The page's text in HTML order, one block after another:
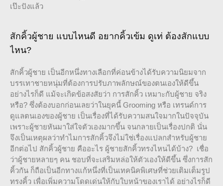
เป๊ะปังแล้ว
สักคิ้วผู้ชาย แบบไหนดี อยากคิ้วเข้ม ดูเท่ ต้องสักแบบ
ไหน?
สักคิ้วผู้ชาย เป็นอีกหนึ่งทางเลือกที่ค่อนข้างได้รับความนิยมจาก
บรรเทาชายหนุ่มที่ต้องการปรับภาพลักษณ์ของตนเองให้ดีขึ้น
อย่างไรก็ดี แม้จะเกิดข้อสงสัยว่า การสักคิ้ว เหมาะกับผู้ชาย จริง
หรือ? ซึ่งต้องบอกก่อนเลยว่าในยุคนี้ Grooming หรือ เทรนด์การ
ดูแลตนเองของผู้ชาย เป็นเรื่องที่ได้รับความสนใจมากในปัจจุบัน
เพราะผู้ชายหันมาใส่ใจตัวเองมากขึ้น จนกลายเป็นเรื่องปกติ นั่น
จึงเป็นเหตุผลว่าทำไมการสักคิ้วจึงไม่ใช่เรื่องแปลกสำหรับผู้ชาย
อีกต่อไป สักคิ้วผู้ชาย คืออะไร ผู้ชายสักคิ้วทรงไหนได้บ้าง? เชื่อ
ว่าผู้ชายหลายๆ คน ชอบที่จะเสริมหล่อให้ตัวเองให้ดีขึ้น ซึ่งการสัก
คิ้วกัน ก็ถือเป็นอีกทางแก้หนึ่งที่เป็นเทคนิคพิเศษที่ช่วยเติมเต็มรูป
ทรงคิ้ว เพื่อเพิ่มความโดดเด่นให้กับใบหน้าของเราได้ อย่างไรก็ดี